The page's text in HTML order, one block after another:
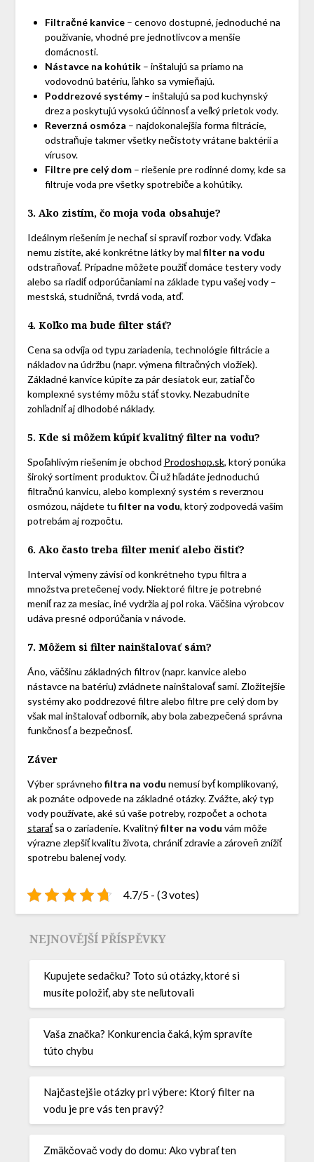
Filtračné kanvice– cenovo dostupné, jednoduché na
používanie, vhodné pre jednotlivcov a menšie
domácnosti.
Nástavce na kohútik– inštalujú sa priamo na
vodovodnú batériu, ľahko sa vymieňajú.
Poddrezové systémy– inštalujú sa pod kuchynský
drez a poskytujú vysokú účinnosť a veľký prietok vody.
Reverzná osmóza – najdokonalejšia forma filtrácie,
odstraňuje takmer všetky nečistoty vrátane baktérií a
vírusov.
Filtre pre celý dom– riešenie pre rodinné domy, kde sa
filtruje voda pre všetky spotrebiče a kohútiky.
3. Ako zistím, čo moja voda obsahuje?
Ideálnym riešením je nechať si spraviť rozbor vody. Vďaka
nemu zistíte, aké konkrétne látky by mal filter na vodu
odstraňovať. Prípadne môžete použiť domáce testery vody
alebo sa riadiť odporúčaniami na základe typu vašej vody –
mestská, studničná, tvrdá voda, atď.
4. Koľko ma bude filter stáť?
Cena sa odvíja od typu zariadenia, technológie filtrácie a
nákladov na údržbu (napr. výmena filtračných vložiek).
Základné kanvice kúpite za pár desiatok eur, zatiaľ čo
komplexné systémy môžu stáť stovky. Nezabudnite
zohľadniť aj dlhodobé náklady.
5. Kde si môžem kúpiť kvalitný filter na vodu?
Spoľahlivým riešením je obchod Prodoshop.sk, ktorý ponúka
široký sortiment produktov. Či už hľadáte jednoduchú
filtračnú kanvicu, alebo komplexný systém s reverznou
osmózou, nájdete tu filter na vodu, ktorý zodpovedá vašim
potrebám aj rozpočtu.
6. Ako často treba filter meniť alebo čistiť?
Interval výmeny závisí od konkrétneho typu filtra a
množstva pretečenej vody. Niektoré filtre je potrebné
meniť raz za mesiac, iné vydržia aj pol roka. Väčšina výrobcov
udáva presné odporúčania v návode.
7. Môžem si filter nainštalovať sám?
Áno, väčšinu základných filtrov (napr. kanvice alebo
nástavce na batériu) zvládnete nainštalovať sami. Zložitejšie
systémy ako poddrezové filtre alebo filtre pre celý dom by
však mal inštalovať odborník, aby bola zabezpečená správna
funkčnosť a bezpečnosť.
Záver
Výber správneho filtra na vodu nemusí byť komplikovaný,
ak poznáte odpovede na základné otázky. Zvážte, aký typ
vody používate, aké sú vaše potreby, rozpočet a ochota
staraťsa o zariadenie. Kvalitnýfilter na vodu vám môže
výrazne zlepšiť kvalitu života, chrániť zdravie a zároveň znížiť
spotrebu balenej vody.
4.7/5 - (3 votes)
NEJNOVĚJŠÍ PŘÍSPĚVKY
Kupujete sedačku? Toto sú otázky, ktoré si
musíte položiť, aby ste neľutovali
Vaša značka? Konkurencia čaká, kým spravíte
túto chybu
Najčastejšie otázky pri výbere: Ktorý filter na
vodu je pre vás ten pravý?
Zmäkčovač vody do domu: Ako vybrať ten